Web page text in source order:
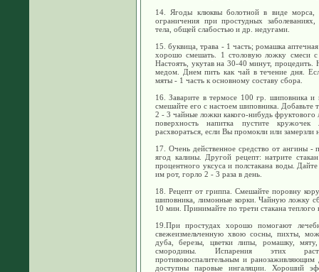
14. Ягоды клюквы болотной в виде морса,
ограничения при простудных
тела, общей слабостью и др. недугами.
15. буквица, трава - 1 часть; ромашка
хорошо смешать. 1 столовую ложку смеси
Настоять, укутав на 30-40 минут,
медом. Днем пить как чай в течение дня.
мяты - 1 часть к основному составу сбора.
16. Заварите в термосе 100 гр. шиповника и
смешайте его с настоем шиповника. Добавьте
2 - 3 чайные ложки какого-нибудь фруктового
поверхность напитка пустите
расхвораться, если Вы промокли или замерзли
17. Очень действенное средство от ангины -
ягод калины. Другой рецепт: натрите
процентного уксуса и полстакана воды.
им рот, горло 2 - 3 раза в день.
18. Рецепт от гриппа. Смешайте поровну
шиповника, лимонные корки. Чайную ложку
10 мин. Принимайте по трети стакана
19.При простудах хорошо помогают
свежеизмельченную хвою сосны, пихты,
дуба, березы, цветки липы, ромашку,
смородины. Испарения этих
противовоспалительным и
доступны паровые ингаляции. Хороший